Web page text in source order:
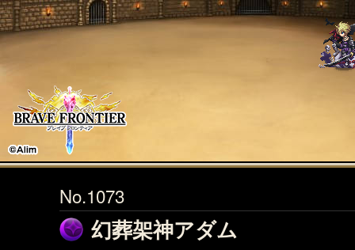
No.1073
幻葬架神アダム